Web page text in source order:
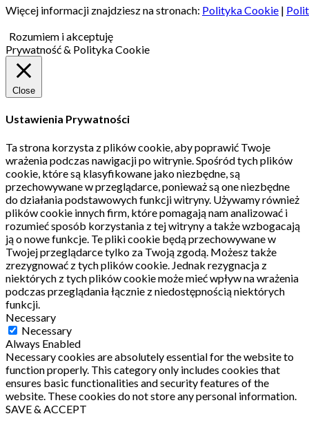
Więcej informacji znajdziesz na stronach: Polityka Cookie |
Rozumiem i akceptuję
Prywatność & Polityka Cookie
Close
Ustawienia Prywatności
Ta strona korzysta z plików cookie, aby poprawić Twoje
wrażenia podczas nawigacji po witrynie. Spośród tych plików
cookie, które są klasyfikowane jako niezbędne, są
przechowywane w przeglądarce, ponieważ są one niezbędne
do działania podstawowych funkcji witryny. Używamy również
plików cookie innych firm, które pomagają nam analizować i
rozumieć sposób korzystania z tej witryny a także wzbogacają
ją o nowe funkcje. Te pliki cookie będą przechowywane w
Twojej przeglądarce tylko za Twoją zgodą. Możesz także
zrezygnować z tych plików cookie. Jednak rezygnacja z
niektórych z tych plików cookie może mieć wpływ na wrażenia
podczas przeglądania łącznie z niedostępnością niektórych
funkcji.
Necessary
Necessary
Always Enabled
Necessary cookies are absolutely essential for the website to
function properly. This category only includes cookies that
ensures basic functionalities and security features of the
website. These cookies do not store any personal information.
SAVE & ACCEPT